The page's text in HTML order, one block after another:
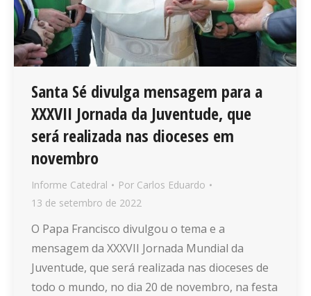
Santa Sé divulga mensagem para a
XXXVII Jornada da Juventude, que
será realizada nas dioceses em
novembro
Informe Catedral Por Carlos Eduardo
13 de setembro de 2022
O Papa Francisco divulgou o tema e a
mensagem da XXXVII Jornada Mundial da
Juventude, que será realizada nas dioceses de
todo o mundo, no dia 20 de novembro, na festa